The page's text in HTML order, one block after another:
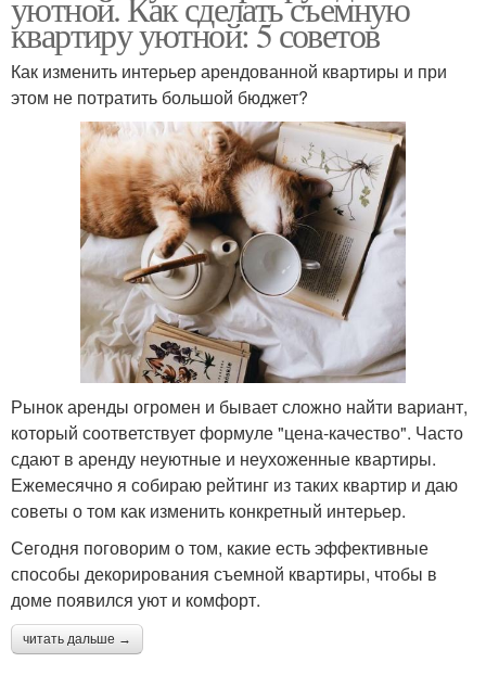
квартиру уютной: 5 советов
Как изменить интерьер арендованной квартиры и при
этом не потратить большой бюджет?
Рынок аренды огромен и бывает сложно найти вариант,
который соответствует формуле "цена-качество". Часто
сдают в аренду неуютные и неухоженные квартиры.
Ежемесячно я собираю рейтинг из таких квартир и даю
советы о том как изменить конкретный интерьер.
Сегодня поговорим о том, какие есть эффективные
способы декорирования съемной квартиры, чтобы в
доме появился уют и комфорт.
читать дальше →